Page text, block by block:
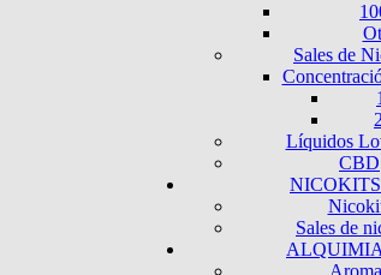
Sales de
Líquidos
CBD
NICOKITS
Sales de